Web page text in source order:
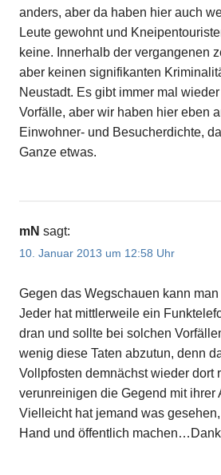
anders, aber da haben hier auch
Leute gewohnt und
keine. Innerhalb der vergangenen
aber keinen signifikanten
Neustadt. Es gibt immer mal
Vorfälle, aber wir haben hier eben
Einwohner- und Besucherdichte,
Ganze etwas.
mN sagt:
10. Januar 2013 um 12:58 Uhr
Gegen das Wegschauen kann
Jeder hat mittlerweile ein
dran und sollte bei solchen
wenig diese Taten abzutun, denn
Vollpfosten demnächst wieder dort
verunreinigen die Gegend mit ihrer
Vielleicht hat jemand was
Hand und öffentlich